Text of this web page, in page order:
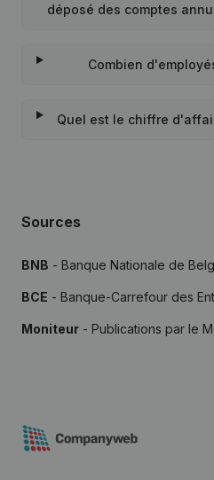
déposé des comptes
Combien
Quel est le chiffre
Sources
BNB - Banque Nationale de
BCE - Banque-Carrefour des
Moniteur - Publications par le